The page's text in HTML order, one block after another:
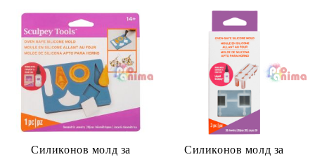
Силиконов молд за
Силиконов молд за